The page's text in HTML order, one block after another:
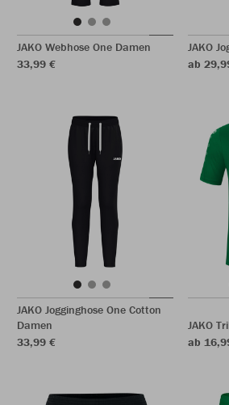
JAKO Webhose One Damen
33,99 €
JAKO
ab
JAKO Jogginghose One Cotton
Damen
33,99 €
JAKO
ab